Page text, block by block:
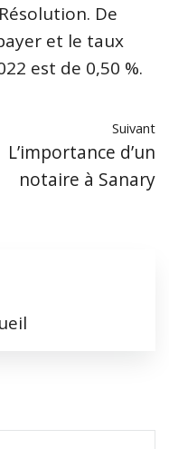
De
et le taux
est de 0,50 %.
Suivant
L’importance d’un
notaire à Sanary